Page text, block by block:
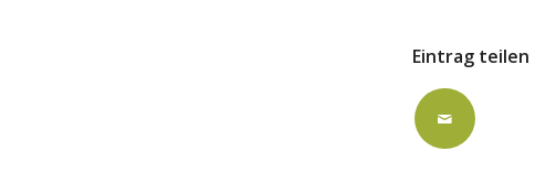
Eintrag teilen